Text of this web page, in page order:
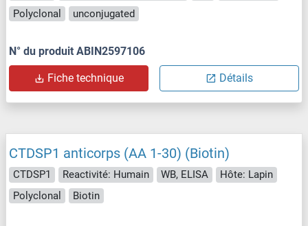
Polyclonal
unconjugated
N° du produit ABIN2597106
Fiche technique Détails
CTDSP1 anticorps (AA 1-30) (Biotin)
CTDSP1 Reactivité: Humain WB, ELISA
Hôte: Lapin
Polyclonal
Biotin